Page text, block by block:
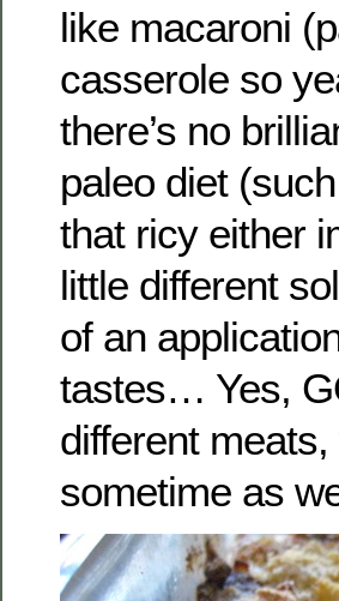
like macaroni
casserole so
there’s no
paleo diet
that ricy either
little different
of an
tastes… Yes,
different
sometime as